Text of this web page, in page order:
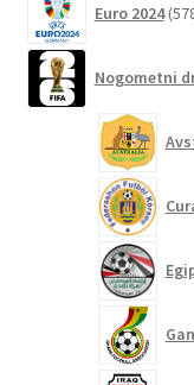
Euro 2024
Nogometni